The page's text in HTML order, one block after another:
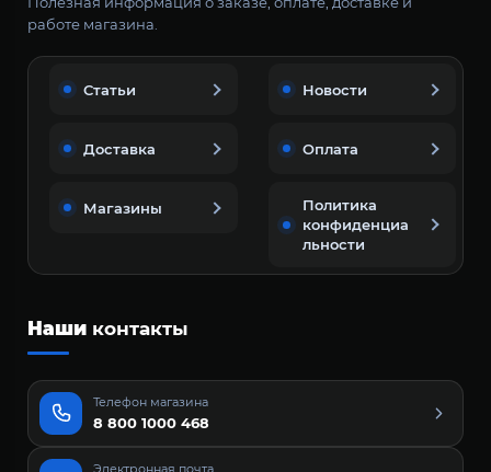
работе магазина.
Статьи Новости
Доставка Оплата
Магазины
Политика
конфиденциа
льности
Наши контакты
Телефон магазина
8 800 1000 468
Электронная почта